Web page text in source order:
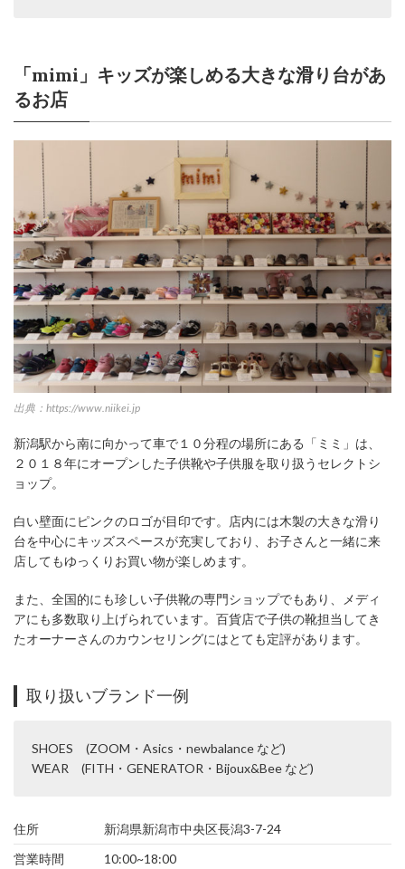
「mimi」キッズが楽しめる大きな滑り台があ
るお店
出典：https://www.niikei.jp
新潟駅から南に向かって車で１０分程の場所にある「ミミ」は、
２０１８年にオープンした子供靴や子供服を取り扱うセレクトシ
ョップ。
白い壁面にピンクのロゴが目印です。店内には木製の大きな滑り
台を中心にキッズスペースが充実しており、お子さんと一緒に来
店してもゆっくりお買い物が楽しめます。
また、全国的にも珍しい子供靴の専門ショップでもあり、メディ
アにも多数取り上げられています。百貨店で子供の靴担当してき
たオーナーさんのカウンセリングにはとても定評があります。
取り扱いブランド一例
SHOES (ZOOM・Asics・newbalance など)
WEAR (FITH・GENERATOR・Bijoux&Bee など)
住所
新潟県新潟市中央区長潟3-7-24
営業時間
10:00~18:00